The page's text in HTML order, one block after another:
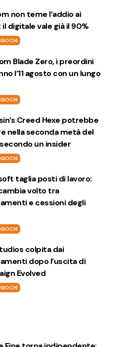
non teme l’addio ai
il digitale vale già il 90%
Blade Zero, i preordini
l’11 agosto con un lungo
Creed Hexe potrebbe
nella seconda metà del
un insider
taglia posti di lavoro:
volto tra
e cessioni degli
colpita dai
dopo l’uscita di
Evolved